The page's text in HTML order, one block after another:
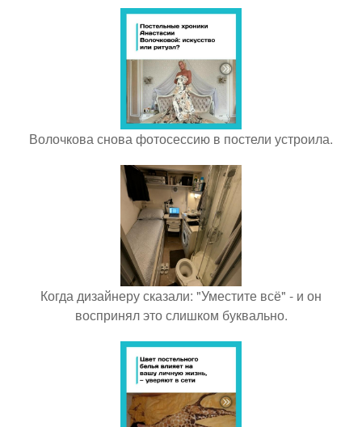
Волочкова снова фотосессию в постели устроила.
Когда дизайнеру сказали: "Уместите всё" - и он
воспринял это слишком буквально.